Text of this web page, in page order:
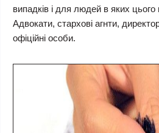
випадків і для людей в яких
Адвокати, стархові агнти,
офіційні особи.